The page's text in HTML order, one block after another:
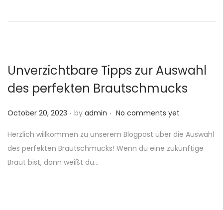
Unverzichtbare Tipps zur Auswahl
des perfekten Brautschmucks
P
s
t
e
October 20, 2023 . by admin . No comments yet
Herzlich willkommen zu unserem Blogpost über die Auswahl
des perfekten Brautschmucks! Wenn du eine zukünftige
Braut bist, dann weißt du…